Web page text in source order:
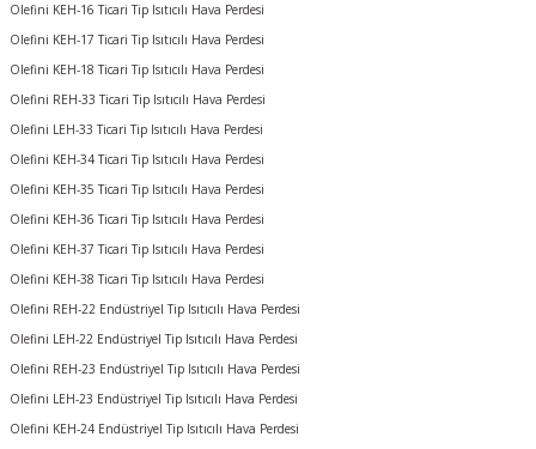
Olefini KEH-16 Ticari Tip Isıtıcılı Hava Perdesi
Olefini KEH-17 Ticari Tip Isıtıcılı Hava Perdesi
Olefini KEH-18 Ticari Tip Isıtıcılı Hava Perdesi
Olefini REH-33 Ticari Tip Isıtıcılı Hava Perdesi
Olefini LEH-33 Ticari Tip Isıtıcılı Hava Perdesi
Olefini KEH-34 Ticari Tip Isıtıcılı Hava Perdesi
Olefini KEH-35 Ticari Tip Isıtıcılı Hava Perdesi
Olefini KEH-36 Ticari Tip Isıtıcılı Hava Perdesi
Olefini KEH-37 Ticari Tip Isıtıcılı Hava Perdesi
Olefini KEH-38 Ticari Tip Isıtıcılı Hava Perdesi
Olefini REH-22 Endüstriyel Tip Isıtıcılı Hava Perdesi
Olefini LEH-22 Endüstriyel Tip Isıtıcılı Hava Perdesi
Olefini REH-23 Endüstriyel Tip Isıtıcılı Hava Perdesi
Olefini LEH-23 Endüstriyel Tip Isıtıcılı Hava Perdesi
Olefini KEH-24 Endüstriyel Tip Isıtıcılı Hava Perdesi